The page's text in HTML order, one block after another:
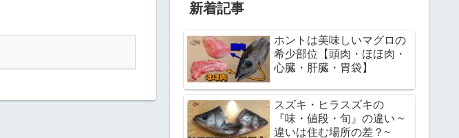
新着記事
ホントは美味しいマグロの
希少部位【頭肉・ほほ肉・
心臓・肝臓・胃袋】
スズキ・ヒラスズキの
『味・値段・旬』の違い ~
違いは住む場所の差？~